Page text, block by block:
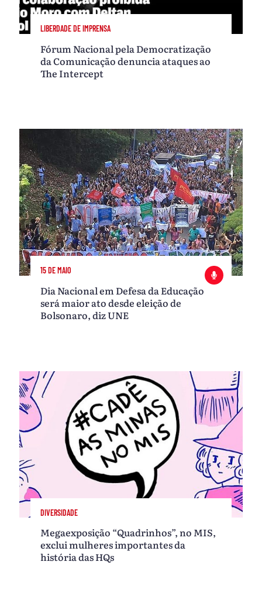
LIBERDADE DE IMPRENSA
Fórum Nacional pela Democratização
da Comunicação denuncia ataques ao
The Intercept
15 DE MAIO
Dia Nacional em Defesa da Educação
será maior ato desde eleição de
Bolsonaro, diz UNE
DIVERSIDADE
Megaexposição “Quadrinhos”, no MIS,
exclui mulheres importantes da
história das HQs